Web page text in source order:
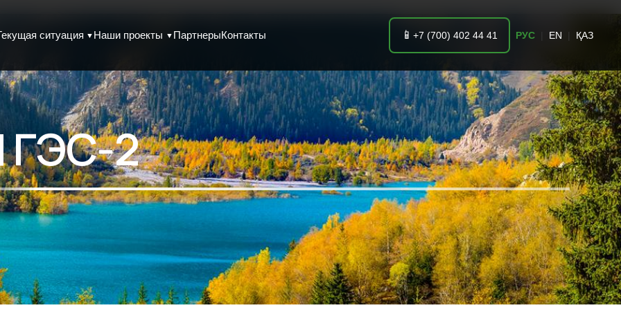
ситуация ▼ Наши проекты ▼ ПартнерыКонтакты 📱 +7 (700) 402 44 41 РУС EN ҚАЗ
2